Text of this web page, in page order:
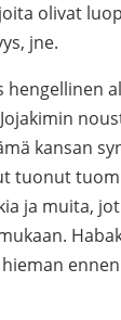
olivat
jne.
hengellinen
kansan
tuonut
ja muita,